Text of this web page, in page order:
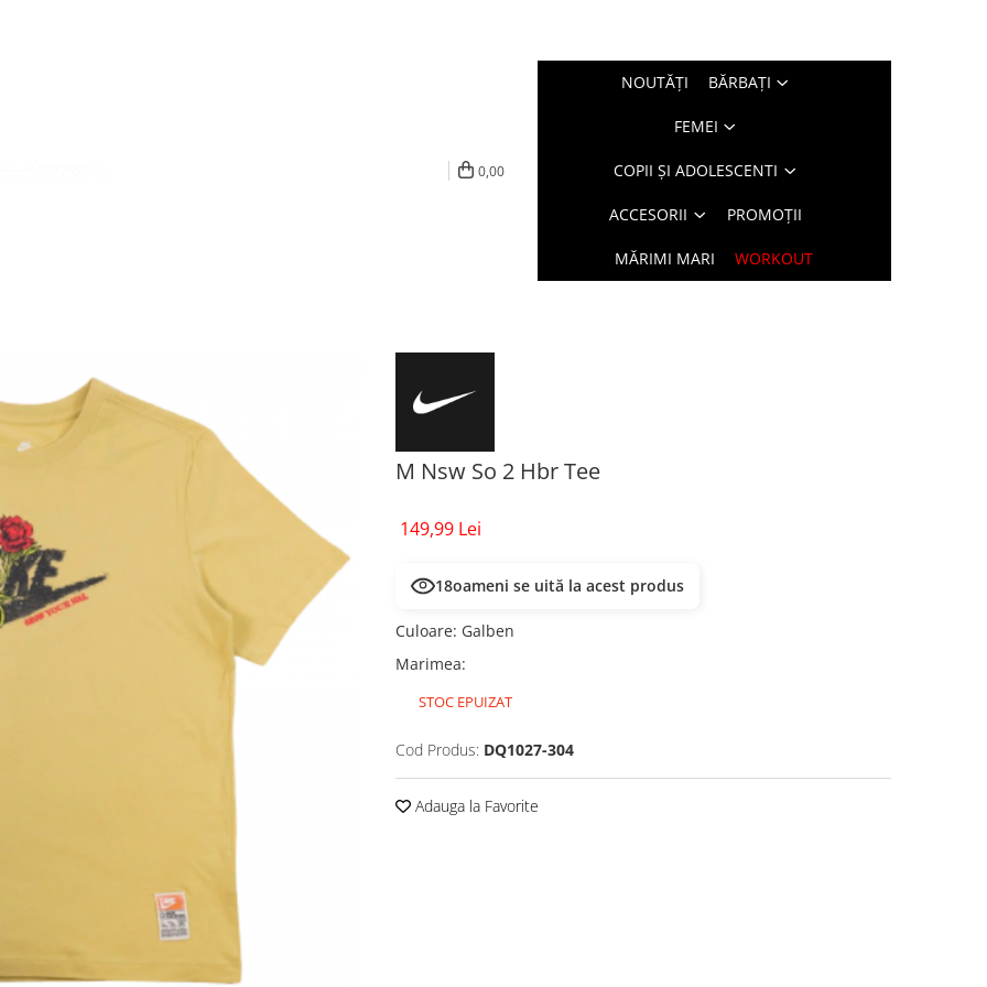
0,00
NOUTĂŢI BĂRBAŢI
FEMEI
COPII ȘI ADOLESCENTI
ACCESORII PROMOȚII
MĂRIMI MARI WORKOUT
M Nsw So 2 Hbr Tee
149,99 Lei
20oameni se uită la acest produs
Culoare: Galben
Marimea:
STOC EPUIZAT
Cod Produs: DQ1027-304
Adauga la Favorite